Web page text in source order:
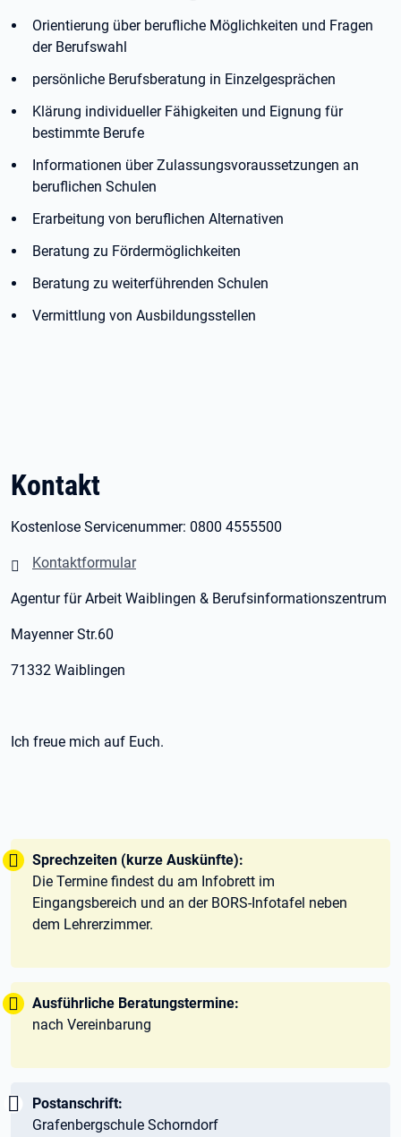
Orientierung über berufliche Möglichkeiten und Fragen
der Berufswahl
persönliche Berufsberatung in Einzelgesprächen
Klärung individueller Fähigkeiten und Eignung für
bestimmte Berufe
Informationen über Zulassungsvoraussetzungen an
beruflichen Schulen
Erarbeitung von beruflichen Alternativen
Beratung zu Fördermöglichkeiten
Beratung zu weiterführenden Schulen
Vermittlung von Ausbildungsstellen
Kontakt
Kostenlose Servicenummer: 0800 4555500
Kontaktformular
Agentur für Arbeit Waiblingen & Berufsinformationszentrum
Mayenner Str.60
71332 Waiblingen
Ich freue mich auf Euch.
Tipp:
Sprechzeiten (kurze Auskünfte):
Die Termine findest du am Infobrett im
Eingangsbereich und an der BORS-Infotafel neben
dem Lehrerzimmer.
Tipp:
Ausführliche Beratungstermine:
nach Vereinbarung
Wichtig:
Postanschrift:
Grafenbergschule Schorndorf